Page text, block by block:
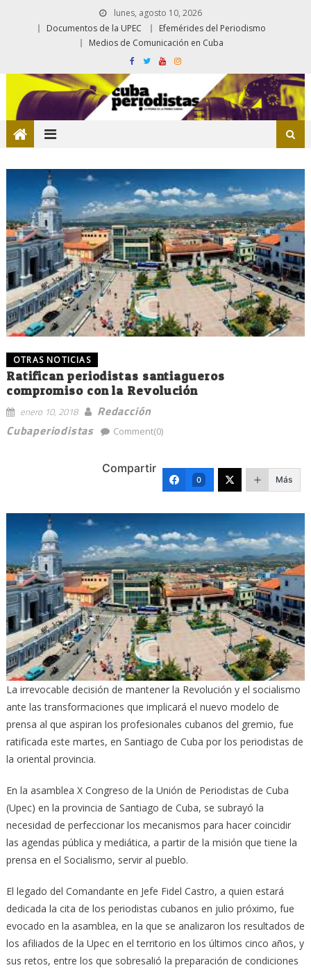
lunes, agosto 10, 2026
Documentos de la UPEC
Efemérides del Periodismo
Medios de Comunicación en Cuba
OTRAS NOTICIAS
Ratifican periodistas santiagueros
compromiso con la Revolución
enero 10, 2018
Redacción
Cubaperiodistas
Comment(0)
Compartir
0 Más
La irrevocable decisión de mantener la Revolución y el socialismo
ante las transformaciones que implicará el nuevo modelo de
prensa al que aspiran los profesionales cubanos del gremio, fue
ratificada este martes, en Santiago de Cuba por los periodistas de
la oriental provincia.
En la asamblea X Congreso de la Unión de Periodistas de Cuba
(Upec) en la provincia de Santiago de Cuba, se subrayó la
necesidad de perfeccionar los mecanismos para hacer coincidir
las agendas pública y mediática, a partir de la misión que tiene la
prensa en el Socialismo, servir al pueblo.
El legado del Comandante en Jefe Fidel Castro, a quien estará
dedicada la cita de los periodistas cubanos en julio próximo, fue
evocado en la asamblea, en la que se analizaron los resultados de
los afiliados de la Upec en el territorio en los últimos cinco años, y
sus retos, entre los que sobresalió la preparación de condiciones